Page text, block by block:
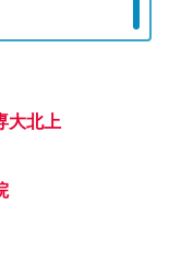
大北上